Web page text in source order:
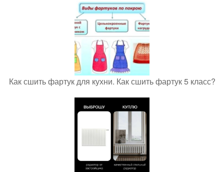
Как сшить фартук для кухни. Как сшить фартук 5 класс?